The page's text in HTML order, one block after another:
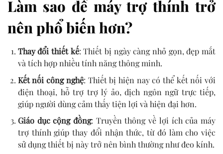
Làm sao để máy trợ thính trở
nên phổ biến hơn?
Thay đổi thiết kế: Thiết bị ngày càng nhỏ gọn, đẹp mắt
và tích hợp nhiều tính năng thông minh.
Kết nối công nghệ: Thiết bị hiện nay có thể kết nối với
điện thoại, hỗ trợ trợ lý ảo, dịch ngôn ngữ trực tiếp,
giúp người dùng cảm thấy tiện lợi và hiện đại hơn.
Giáo dục cộng đồng: Truyền thông về lợi ích của máy
trợ thính giúp thay đổi nhận thức, từ đó làm cho việc
sử dụng thiết bị này trở nên bình thường như đeo kính.